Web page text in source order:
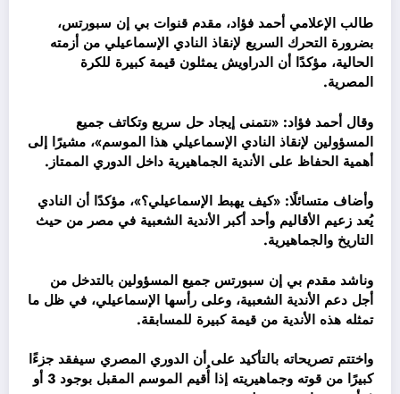
طالب الإعلامي أحمد فؤاد، مقدم قنوات بي إن سبورتس،
بضرورة التحرك السريع لإنقاذ النادي الإسماعيلي من أزمته
الحالية، مؤكدًا أن الدراويش يمثلون قيمة كبيرة للكرة
المصرية.
وقال أحمد فؤاد: «نتمنى إيجاد حل سريع وتكاتف جميع
المسؤولين لإنقاذ النادي الإسماعيلي هذا الموسم»، مشيرًا إلى
أهمية الحفاظ على الأندية الجماهيرية داخل الدوري الممتاز.
وأضاف متسائلًا: «كيف يهبط الإسماعيلي؟»، مؤكدًا أن النادي
يُعد زعيم الأقاليم وأحد أكبر الأندية الشعبية في مصر من حيث
التاريخ والجماهيرية.
وناشد مقدم بي إن سبورتس جميع المسؤولين بالتدخل من
أجل دعم الأندية الشعبية، وعلى رأسها الإسماعيلي، في ظل ما
تمثله هذه الأندية من قيمة كبيرة للمسابقة.
واختتم تصريحاته بالتأكيد على أن الدوري المصري سيفقد جزءًا
كبيرًا من قوته وجماهيريته إذا أُقيم الموسم المقبل بوجود 3 أو